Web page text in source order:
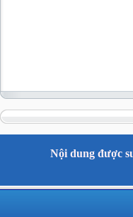
Nội dung được